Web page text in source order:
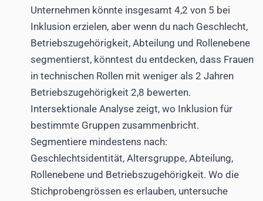
Unternehmen könnte insgesamt 4,2 von 5 bei
Inklusion erzielen, aber wenn du nach Geschlecht,
Betriebszugehörigkeit, Abteilung und Rollenebene
segmentierst, könntest du entdecken, dass Frauen
in technischen Rollen mit weniger als 2 Jahren
Betriebszugehörigkeit 2,8 bewerten.
Intersektionale Analyse zeigt, wo Inklusion für
bestimmte Gruppen zusammenbricht.
Segmentiere mindestens nach:
Geschlechtsidentität, Altersgruppe, Abteilung,
Rollenebene und Betriebszugehörigkeit. Wo die
Stichprobengrössen es erlauben, untersuche